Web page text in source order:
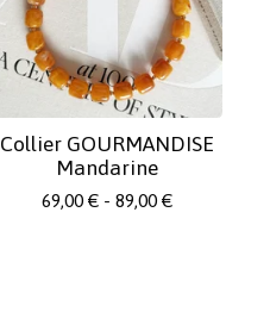
Collier GOURMANDISE
Mandarine
69,00 € - 89,00 €